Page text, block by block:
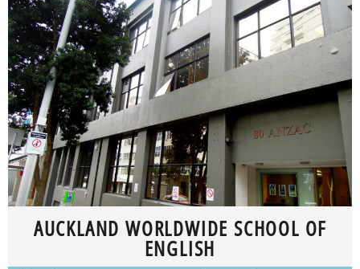
AUCKLAND WORLDWIDE SCHOOL OF
ENGLISH